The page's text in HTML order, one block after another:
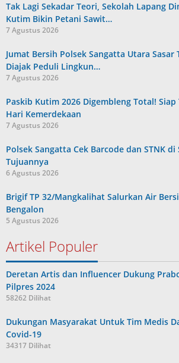
Tak Lagi Sekadar Teori, Sekolah Lapang
Kutim Bikin Petani Sawit…
7 Agustus 2026
Jumat Bersih Polsek Sangatta Utara Sasar
Diajak Peduli Lingkun…
7 Agustus 2026
Paskib Kutim 2026 Digembleng Total!
Hari Kemerdekaan
7 Agustus 2026
Polsek Sangatta Cek Barcode dan STNK di
Tujuannya
6 Agustus 2026
Brigif TP 32/Mangkalihat Salurkan Air
Bengalon
5 Agustus 2026
Artikel Populer
Deretan Artis dan Influencer Dukung
Pilpres 2024
58262 Dilihat
Dukungan Masyarakat Untuk Tim Medis
Covid-19
34317 Dilihat